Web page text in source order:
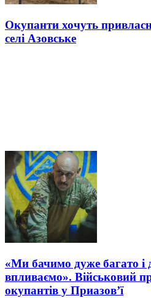
Окупанти хочуть
селі Азовське
«Ми бачимо дуже багато і
впливаємо». Військовий
окупантів у Приазов’ї